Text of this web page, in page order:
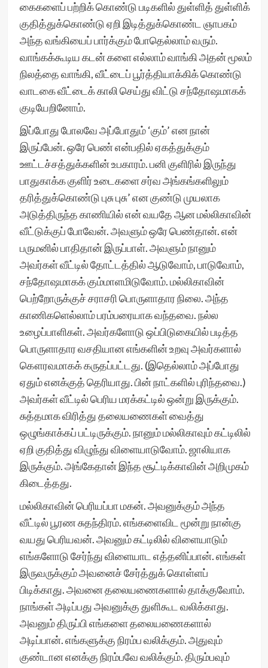
கைகளைப் பற்றிக் கொண்டு படிகளில் துள்ளித் துள்ளிக்
குதித்துக்கொண்டு ஏறி இடித்துக்கொண்ட ஞாபகம்
அந்த வங்கியைப் பார்க்கும் போதெல்லாம் வரும்.
வாங்கக்கூடிய கடன் களை எல்லாம் வாங்கி அதன் மூலம்
நிலத்தை வாங்கி, வீட்டைப் பூர்த்தியாக்கிக் கொண்டு
வாடகை வீட்டைக் காலி செய்து விட்டு சந்தோஷமாகக்
குடியேறினோம்.
இப்போது போலவே அப்போதும் ‘கும்’ என நான்
இருப்பேன். ஒரே பெண் என்பதில் ஏகத்துக்கும்
ஊட்டச்சத்துக்களின் உபகாரம். பனி குளிரில் இருந்து
பாதுகாக்க குளிர் உடைகளை சர்வ அங்கங்களிலும்
தரித்துக்கொண்டு புசு புசு’ என குண்டு முயலாக
அடுத்திருந்த காணியில் என் வயதே ஆன மல்லிகாவின்
வீட்டுக்குப் போவேன். அவளும் ஒரே பெண்தான். என்
பருமனில் பாதிதான் இருப்பாள். அவளும் நானும்
அவர்கள் வீட்டில் தோட்டத்தில் ஆடுவோம், பாடுவோம்,
சந்தோஷமாகக் கும்மாளமிடுவோம். மல்லிகாவின்
பெற்றோருக்குச் சராசரி பொருளாதார நிலை. அந்த
காணிகளெல்லாம் பரம்பரையாக வந்தவை. நல்ல
உழைப்பாளிகள். அவர்களோடு ஒப்பிடுகையில் படித்த
பொருளாதார வசதியான எங்களின் உறவு அவர்களால்
கௌரவமாகக் கருதப்பட்டது. (இதெல்லாம் அப்போது
ஏதும் எனக்குத் தெரியாது. பின் நாட்களில் புரிந்தவை.)
அவர்கள் வீட்டில் பெரிய மரக்கட்டில் ஒன்று இருக்கும்.
சுத்தமாக விரித்து தலையணைகள் வைத்து
ஒழுங்காக்கப் பட்டிருக்கும். நானும் மல்லிகாவும் கட்டிலில்
ஏறி குதித்து விழுந்து விளையாடுவோம். ஜாலியாக
இருக்கும். அங்கேதான் இந்த சூட்டிக்காவின் அறிமுகம்
கிடைத்தது.
மல்லிகாவின் பெரியப்பா மகன். அவனுக்கும் அந்த
வீட்டில் பூரண சுதந்திரம். எங்களைவிட மூன்று நான்கு
வயது பெரியவன். அவனும் கட்டிலில் விளையாடும்
எங்களோடு சேர்ந்து விளையாட எத்தனிப்பான். எங்கள்
இருவருக்கும் அவனைச் சேர்த்துக் கொள்ளப்
பிடிக்காது. அவனை தலையணைகளால் தாக்குவோம்.
நாங்கள் அடிப்பது அவனுக்கு துளிகூட வலிக்காது.
அவனும் திருப்பி எங்களை தலையணைகளால்
அடிப்பான். எங்களுக்கு நிரம்ப வலிக்கும். அதுவும்
குண்டான எனக்கு நிரம்பவே வலிக்கும். திரும்பவும்